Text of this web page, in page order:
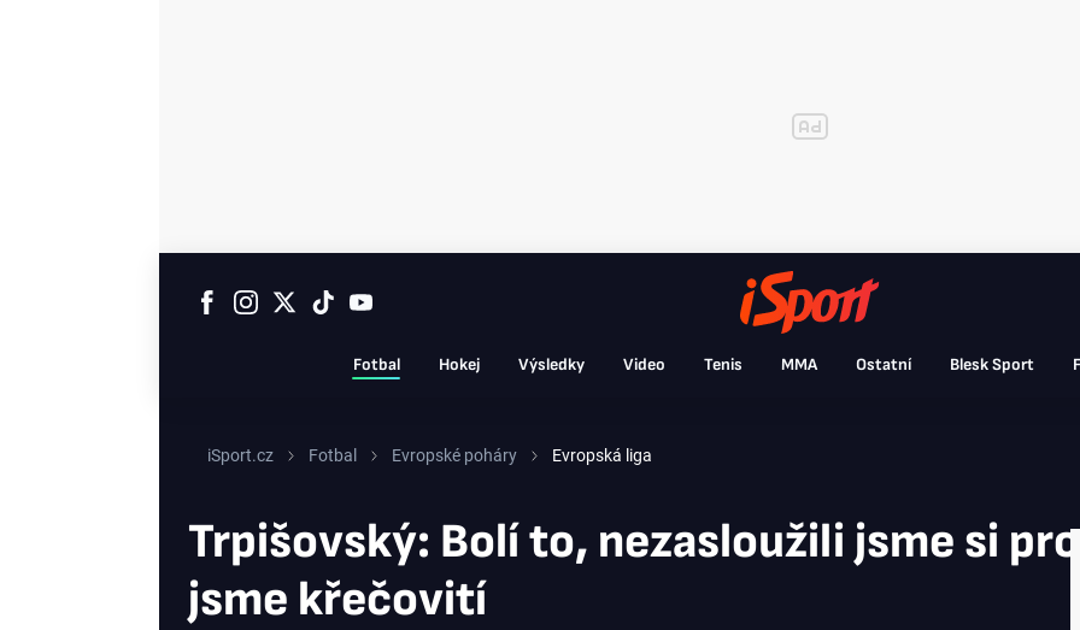
Fotbal Hokej Výsledky Video Tenis MMA Ostatní Blesk Sport
iSport.cz Fotbal Evropské poháry Evropská liga
Trpišovský: Bolí to, nezasloužili jsme si
jsme křečovití